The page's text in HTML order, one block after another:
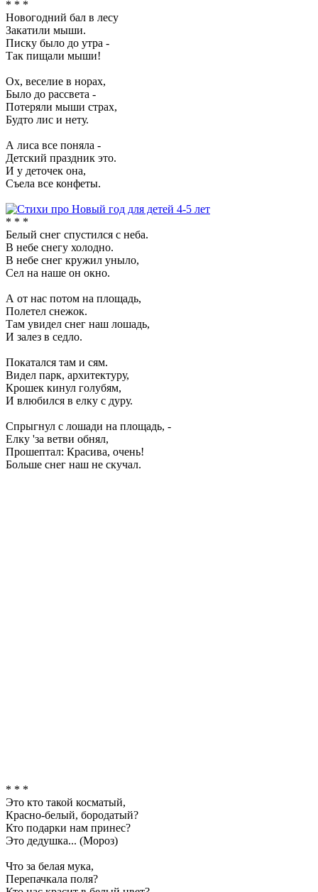
* * *
Новогодний бал в лесу
Закатили мыши.
Писку было до утра -
Так пищали мыши!
Ох, веселие в норах,
Было до рассвета -
Потеряли мыши страх,
Будто лис и нету.
А лиса все поняла -
Детский праздник это.
И у деточек она,
Съела все конфеты.
* * *
Белый снег спустился с неба.
В небе снегу холодно.
В небе снег кружил уныло,
Сел на наше он окно.
А от нас потом на площадь,
Полетел снежок.
Там увидел снег наш лошадь,
И залез в седло.
Покатался там и сям.
Видел парк, архитектуру,
Крошек кинул голубям,
И влюбился в елку с дуру.
Спрыгнул с лошади на площадь, -
Елку 'за ветви обнял,
Прошептал: Красива, очень!
Больше снег наш не скучал.
* * *
Это кто такой косматый,
Красно-белый, бородатый?
Кто подарки нам принес?
Это дедушка... (Мороз)
Что за белая мука,
Перепачкала поля?